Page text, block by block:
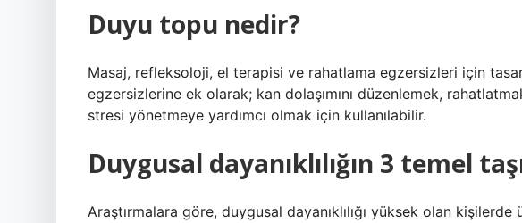
Duyu topu nedir?
Masaj, refleksoloji, el terapisi ve rahatlama egzersizleri için
egzersizlerine ek olarak; kan dolaşımını düzenlemek,
stresi yönetmeye yardımcı olmak için kullanılabilir.
Duygusal dayanıklılığın 3 temel
Araştırmalara göre, duygusal dayanıklılığı yüksek olan